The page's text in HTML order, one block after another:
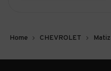
Home CHEVROLET Matiz